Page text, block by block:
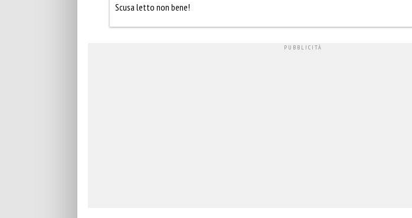
Scusa letto non bene!